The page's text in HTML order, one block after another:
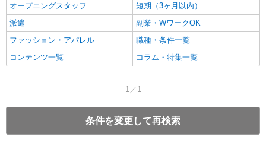
オープニングスタッフ
短期（3ヶ月以内）
派遣
副業・WワークOK
ファッション・アパレル
職種・条件一覧
コンテンツ一覧
コラム・特集一覧
1／1
条件を変更して再検索